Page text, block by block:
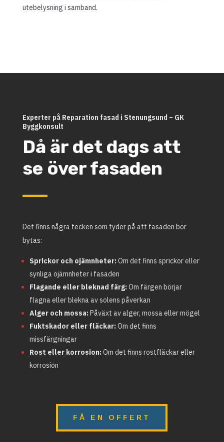
utebelysning i samband.
Experter på Reparation fasad i Stenungsund – GK
Byggkonsult
Då är det dags att
se över fasaden
Det finns några tecken som tyder på att fasaden bör
bytas:
Sprickor och ojämnheter:Om det finns sprickor eller
synliga ojämnheter i fasaden
Flagande eller bleknad färg:Om färgen börjar
flagna eller blekna av solens påverkan
Alger och mossa:Påväxt av alger, mossa eller mögel
Fuktskador eller fläckar:Om det finns
missfärgningar
Rost eller korrosion:Om det finns rostfläckar eller
korrosion
FÅ EN OFFERT